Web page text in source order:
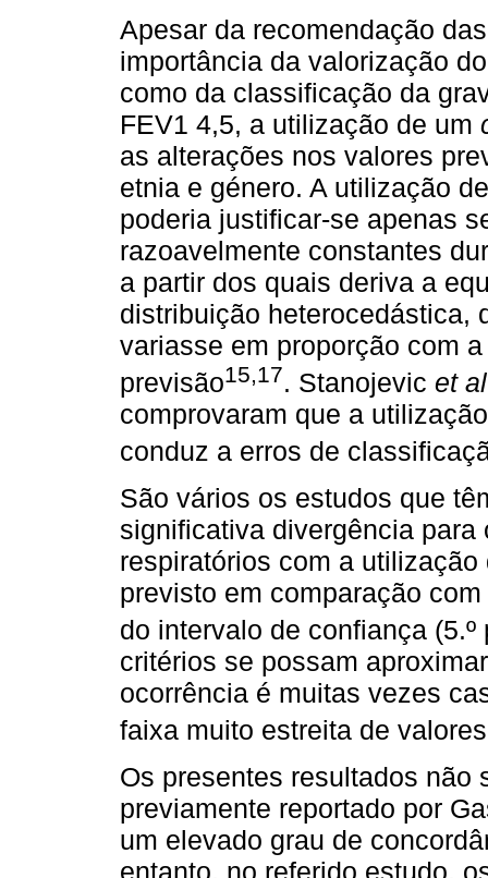
Apesar da recomendação
importância da valorização
como da classificação da
FEV1 4,5, a utilização de um
as alterações nos valores
etnia e género. A utilização
poderia justificar-se apenas
razoavelmente constantes
a partir dos quais deriva a
distribuição heterocedástica,
variasse em proporção com
previsão15,17. Stanojevic et
comprovaram que a
conduz a erros de
São vários os estudos que
significativa divergência
respiratórios com a
previsto em comparação
do intervalo de confiança (5.º
critérios se possam
ocorrência é muitas vezes
faixa muito estreita de valores
Os presentes resultados não
previamente reportado por
um elevado grau de
entanto, no referido estudo,